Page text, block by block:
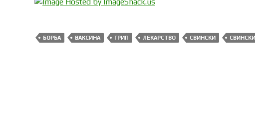
БОРБА ВАКСИНА ГРИП ЛЕКАРСТВО СВИНСКИ